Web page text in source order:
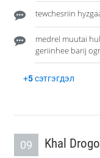
tewchesriin
medrel muutai
geriinhee barij
+5сэтгэгдэл
09 Khal Drogo